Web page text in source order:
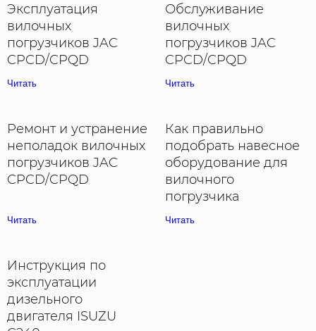
Эксплуатация
вилочных
погрузчиков JAC
CPCD/CPQD
Читать
Обслуживание
вилочных
погрузчиков JAC
CPCD/CPQD
Читать
Ремонт и устранение
неполадок вилочных
погрузчиков JAC
CPCD/CPQD
Читать
Как правильно
подобрать навесное
оборудование для
вилочного
погрузчика
Читать
Инструкция по
эксплуатации
дизельного
двигателя ISUZU